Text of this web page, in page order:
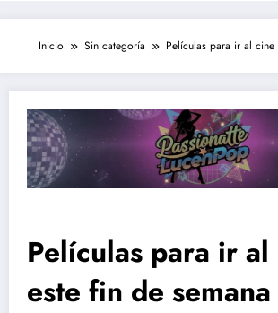
Inicio Sin categoría Películas para ir al cine
Películas para ir al
este fin de semana